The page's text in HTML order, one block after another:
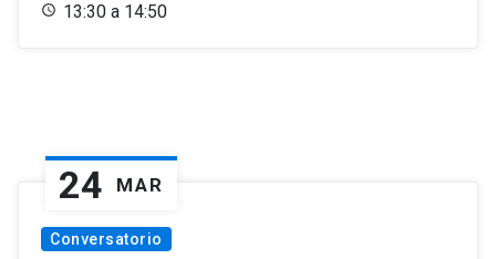
13:30 a 14:50
24 MAR
Conversatorio